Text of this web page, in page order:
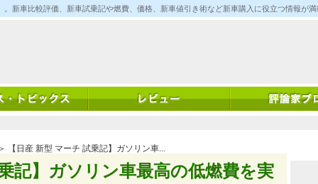
新車比較評価、新車試乗記や燃費、価格、新車値引き術など新車購入に役立つ情報が
【日産 新型 マーチ 試乗記】ガソリン車...
記】ガソリン車最高の低燃費を実